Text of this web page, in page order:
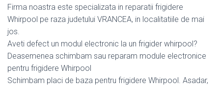
Firma noastra este specializata in reparatii frigidere
Whirpool pe raza judetului VRANCEA, in localitatiile de mai
jos.
Aveti defect un modul electronic la un frigider whirpool?
Deasemenea schimbam sau reparam module electronice
pentru frigidere Whirpool
Schimbam placi de baza pentru frigidere Whirpool. Asadar,